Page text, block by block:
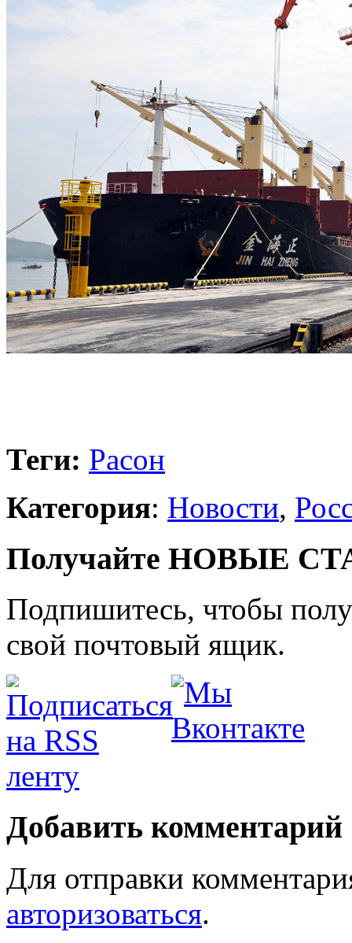
Теги: Расон
Категория: Новости,
Получайте НОВЫЕ
Подпишитесь, чтобы
свой почтовый ящик.
Добавить комментарий
Для отправки
авторизоваться.